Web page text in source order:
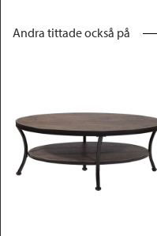
Andra tittade också på